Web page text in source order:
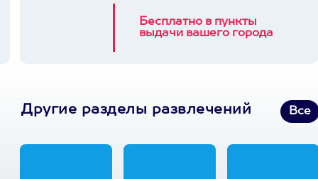
Бесплатно в пункты
выдачи вашего города
Другие разделы развлечений Все